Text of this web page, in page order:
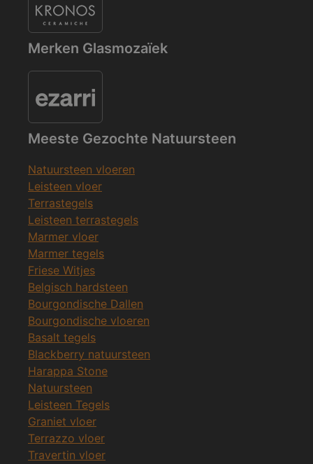
Merken Glasmozaïek
Meeste Gezochte Natuursteen
Natuursteen vloeren
Leisteen vloer
Terrastegels
Leisteen terrastegels
Marmer vloer
Marmer tegels
Friese Witjes
Belgisch hardsteen
Bourgondische Dallen
Bourgondische vloeren
Basalt tegels
Blackberry natuursteen
Harappa Stone
Natuursteen
Leisteen Tegels
Graniet vloer
Terrazzo vloer
Travertin vloer